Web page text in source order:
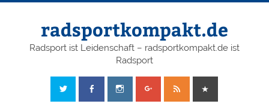
radsportkompakt.de
Radsport ist Leidenschaft – radsportkompakt.de ist
Radsport